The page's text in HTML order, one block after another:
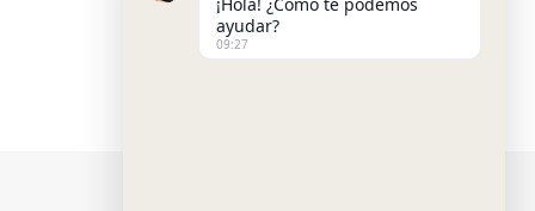
Libro de Reclamaciones
ayudar?
09:27